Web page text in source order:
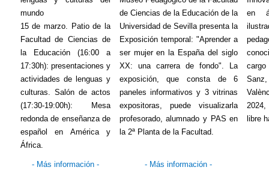
mundo
15 de marzo. Patio de la
Facultad de Ciencias de
la Educación (16:00 a
17:30h): presentaciones y
actividades de lenguas y
culturas. Salón de actos
(17:30-19:00h): Mesa
redonda de enseñanza de
español en América y
África.
de Ciencias de la Educación de la
Universidad de Sevilla presenta la
Exposición temporal: "Aprender a
ser mujer en la España del siglo
XX: una carrera de fondo". La
exposición, que consta de 6
paneles informativos y 3 vitrinas
expositoras, puede visualizarla
profesorado, alumnado y PAS en
la 2ª Planta de la Facultad.
en
libre
- Más información - - Más información -